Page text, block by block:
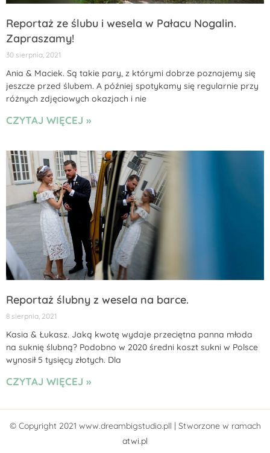
Reportaż ze ślubu i wesela w Pałacu Nogalin.
Zapraszamy!
30 sierpnia, 2021
Ania & Maciek. Są takie pary, z którymi dobrze poznajemy się
jeszcze przed ślubem. A później spotykamy się regularnie przy
różnych zdjęciowych okazjach i nie
CZYTAJ WIĘCEJ »
Reportaż ślubny z wesela na barce.
8 sierpnia, 2021
Kasia & Łukasz. Jaką kwotę wydaje przeciętna panna młoda
na suknię ślubną? Podobno w 2020 średni koszt sukni w Polsce
wynosił 5 tysięcy złotych. Dla
CZYTAJ WIĘCEJ »
© Copyright 2021 www.dreambigstudio.pll | Stworzone w ramach
atwi.pl